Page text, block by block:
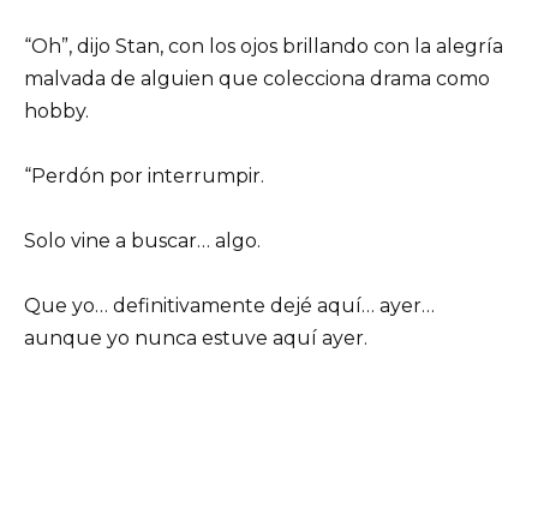
“Oh”, dijo Stan, con los ojos brillando con la alegría
malvada de alguien que colecciona drama como
hobby.
“Perdón por interrumpir.
Solo vine a buscar… algo.
Que yo… definitivamente dejé aquí… ayer…
aunque yo nunca estuve aquí ayer.